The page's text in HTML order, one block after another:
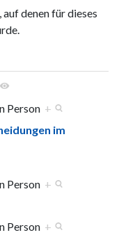
denen für dieses
Person +
im
Person +
Person +